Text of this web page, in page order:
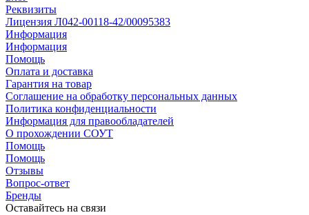
Реквизиты
Лицензия Л042-00118-42/00095383
Информация
Информация
Помощь
Оплата и доставка
Гарантия на товар
Соглашение на обработку персональных данных
Политика конфиденциальности
Информация для правообладателей
О прохождении СОУТ
Помощь
Помощь
Отзывы
Вопрос-ответ
Бренды
Оставайтесь на связи